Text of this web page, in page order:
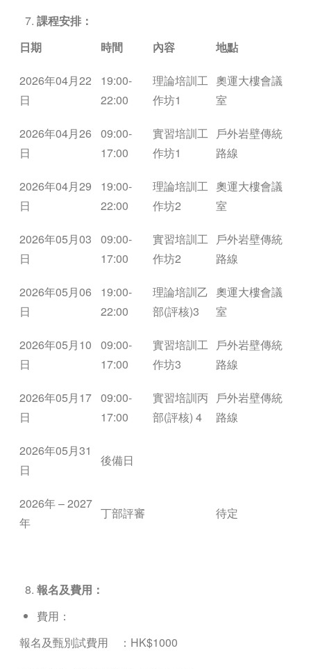
課程安排：
日期
時間 內容 地點
2026年04月22
日
19:00-
22:00
理論培訓工
作坊1
奧運大樓會議
室
2026年04月26
日
09:00-
17:00
實習培訓工
作坊1
戶外岩壁傳統
路線
2026年04月29
日
19:00-
22:00
理論培訓工
作坊2
奧運大樓會議
室
2026年05月03
日
09:00-
17:00
實習培訓工
作坊2
戶外岩壁傳統
路線
2026年05月06
日
19:00-
22:00
理論培訓乙
部(評核)3
奧運大樓會議
室
2026年05月10
日
09:00-
17:00
實習培訓工
作坊3
戶外岩壁傳統
路線
2026年05月17
日
09:00-
17:00
實習培訓丙
部(評核) 4
戶外岩壁傳統
路線
2026年05月31
日
後備日
2026年– 2027
年
丁部評審 待定
報名及費用：
費用：
報名及甄別試費用
：HK$1000